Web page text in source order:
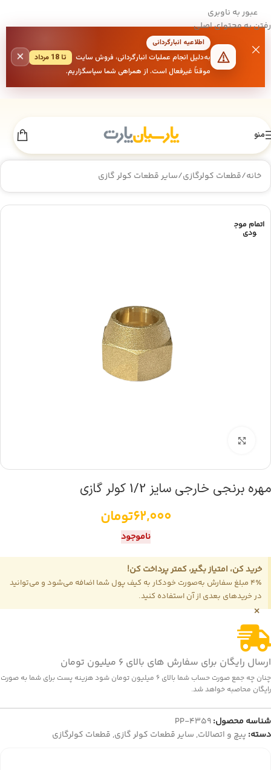
عبور به ناوبری
رفتن به محتوای اصلی
اطلاعیه انبارگردانی
به‌دلیل انجام عملیات انبارگردانی، فروش سایت
تا 18 مرداد
موقتاً غیرفعال است. از همراهی شما سپاسگزاریم.
×
منو
خانه/قطعات کولرگازی/سایر قطعات کولر گازی
اتمام موج
ودی
مهره برنجی خارجی سایز 1/2 کولر گازی
62,000تومان
ناموجود
خرید کن، امتیاز بگیر، کمتر پرداخت کن!
4٪ مبلغ سفارش به‌صورت خودکار به کیف پول شما اضافه می‌شود و می‌توانید
در خریدهای بعدی از آن استفاده کنید.
×
ارسال رایگان برای سفارش های بالای 6 میلیون تومان
چنان چه جمع صورت حساب شما بالای 6 میلیون تومان شود هزینه پست برای شما به صورت
رایگان محاصبه خواهد شد.
شناسه محصول:PP-4359
دسته: پیچ و اتصالات, سایر قطعات کولر گازی, قطعات کولرگازی